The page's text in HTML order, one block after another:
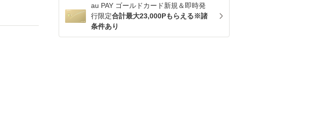
au PAY ゴールドカード新規＆即時発
行限定合計最大23,000Pもらえる※諸
条件あり